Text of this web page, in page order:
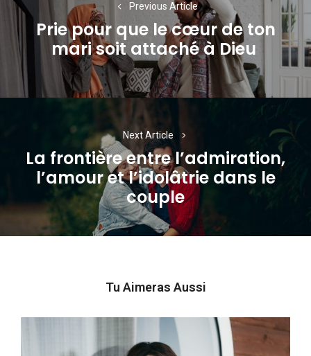
l’article
Previous Article
Previous
post:
Prie pour que le cœur de ton
mari soit attaché à Dieu
Next Article
Next
post:
La frontière entre l’admiration,
l’amour et l’idolâtrie dans le
couple
Tu Aimeras Aussi